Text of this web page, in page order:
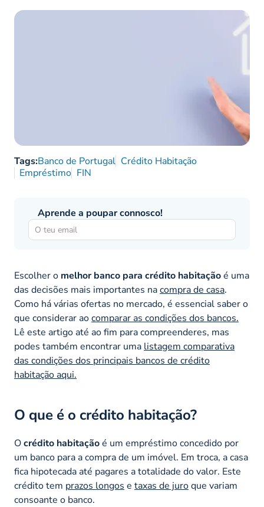
Tags:Banco de Portugal Crédito Habitação
Empréstimo FIN
Aprende a poupar connosco!
Escolher o melhor banco para crédito habitaçãoé uma
das decisões mais importantes nacompra de casa.
Como há várias ofertas no mercado, é essencial saber o
que considerar aocomparar as condições dos bancos.
Lê este artigo até ao fim para compreenderes, mas
podes também encontrar uma listagem comparativa
das condições dos principais bancos de crédito
habitação aqui.
O que é o crédito habitação?
Ocrédito habitaçãoé um empréstimo concedido por
um banco para a compra de um imóvel. Em troca, a casa
fica hipotecada até pagares a totalidade do valor. Este
crédito tem prazos longos e taxas de juroque variam
consoante o banco.